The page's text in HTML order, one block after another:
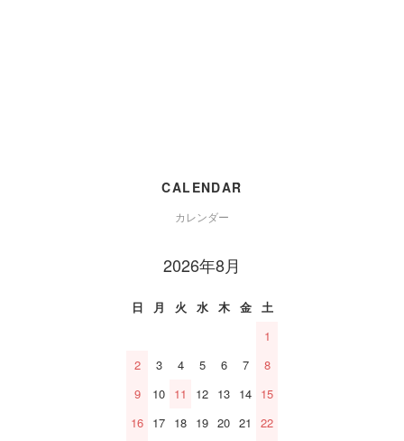
CALENDAR
カレンダー
2026年8月
日 月 火 水 木 金
土
1
2
3 4 5 6 7
8
9
10 11 12 13 14 15
16 17 18 19 20 21
22